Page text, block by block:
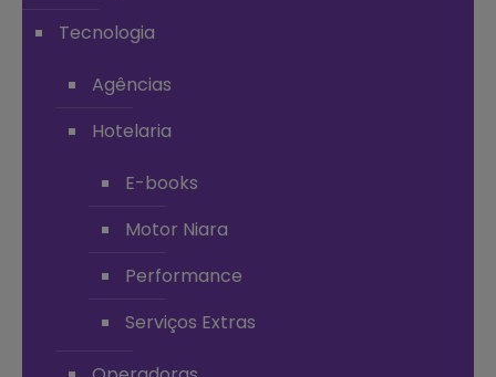
Tecnologia
Agências
Hotelaria
E-books
Motor Niara
Performance
Serviços Extras